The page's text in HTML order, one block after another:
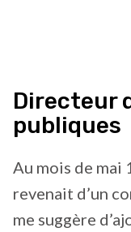
Directeur
publiques
Au mois de mai
revenait d’un
me suggère